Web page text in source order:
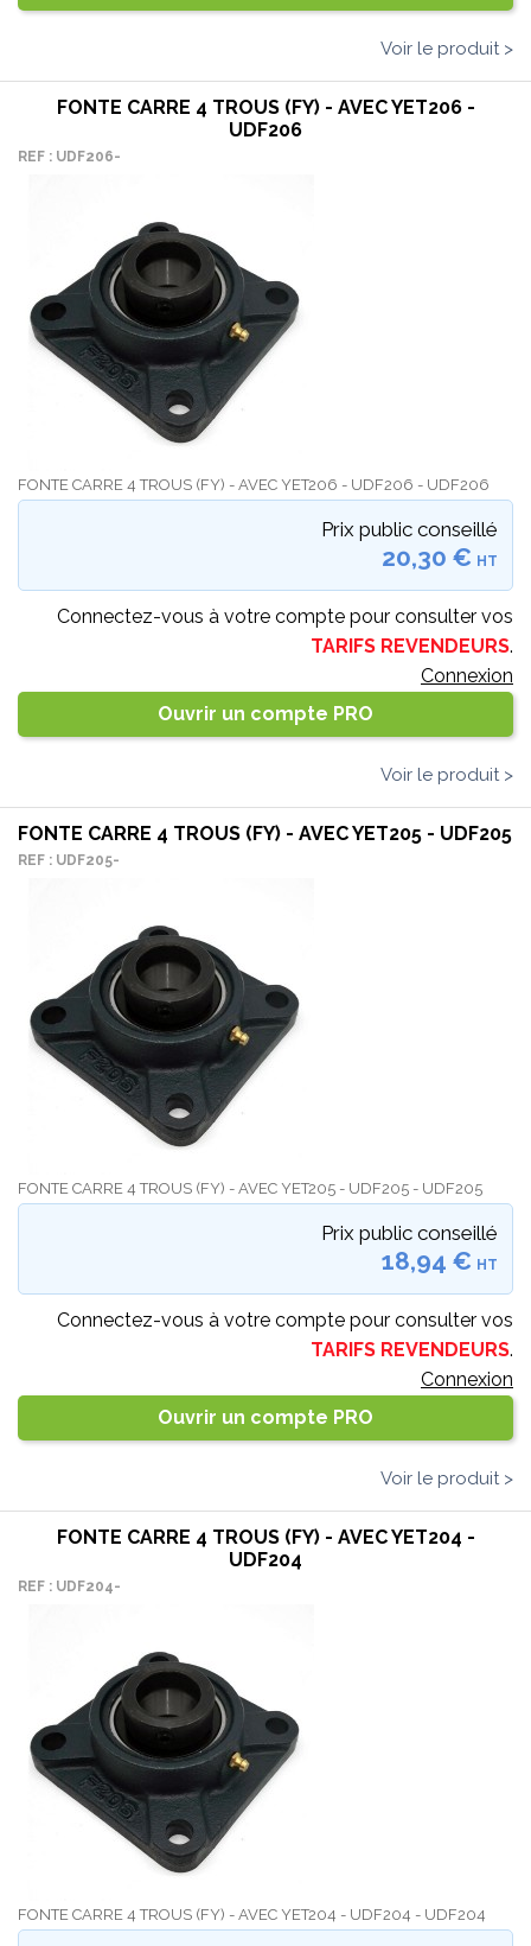
Voir le produit >
FONTE CARRE 4 TROUS (FY) - AVEC YET206 -
UDF206
REF : UDF206-
FONTE CARRE 4 TROUS (FY) - AVEC YET206 - UDF206 - UDF206
Prix public conseillé
20,30 € HT
Connectez-vous à votre compte pour consulter vos
TARIFS REVENDEURS.
Connexion
Ouvrir un compte PRO
Voir le produit >
FONTE CARRE 4 TROUS (FY) - AVEC YET205 - UDF205
REF : UDF205-
FONTE CARRE 4 TROUS (FY) - AVEC YET205 - UDF205 - UDF205
Prix public conseillé
18,94 € HT
Connectez-vous à votre compte pour consulter vos
TARIFS REVENDEURS.
Connexion
Ouvrir un compte PRO
Voir le produit >
FONTE CARRE 4 TROUS (FY) - AVEC YET204 -
UDF204
REF : UDF204-
FONTE CARRE 4 TROUS (FY) - AVEC YET204 - UDF204 - UDF204